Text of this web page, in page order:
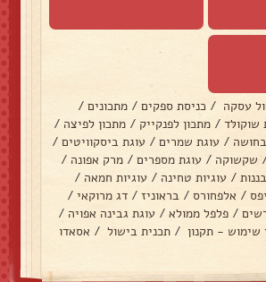
עסקה / כניסת ספקים / מתכונים /
שוקולד / מתכון לפנקייק / מתכון לפיצה /
/ עוגת שמרים / עוגת ביסקוויטים /
שקשוקה / עוגת מספרים / מרק אפונה /
/ עוגיות טחינה / עוגיות חמאה /
/ אלפחורס / בראוניז / דג מרוקאי /
/ פלפל ממולא / עוגת גבינה אפויה /
שימוש - תקנון / תכנית בישול / אסאדו